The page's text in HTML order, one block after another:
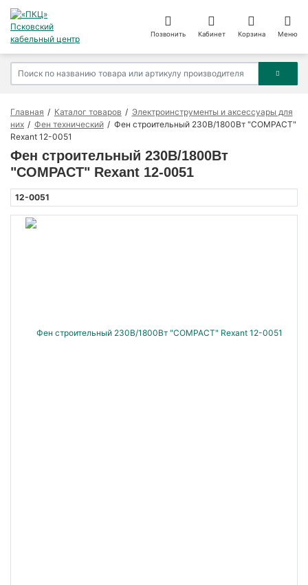
Позвонить Кабинет Корзина Меню
Главная Каталог товаров
Электроинструменты и аксессуары для
них
Фен технический
Фен строительный 230В/1800Вт "COMPACT"
Rexant 12-0051
Фен строительный 230В/1800Вт
"COMPACT" Rexant 12-0051
12-0051